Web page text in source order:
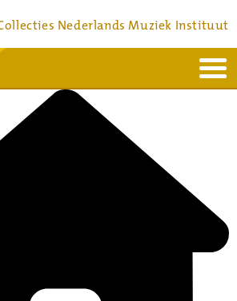
Nederlands Muziek Instituut